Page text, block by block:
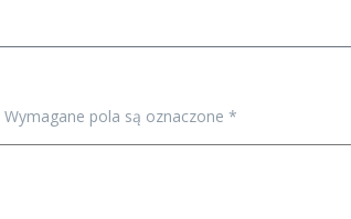
Wymagane pola są oznaczone *